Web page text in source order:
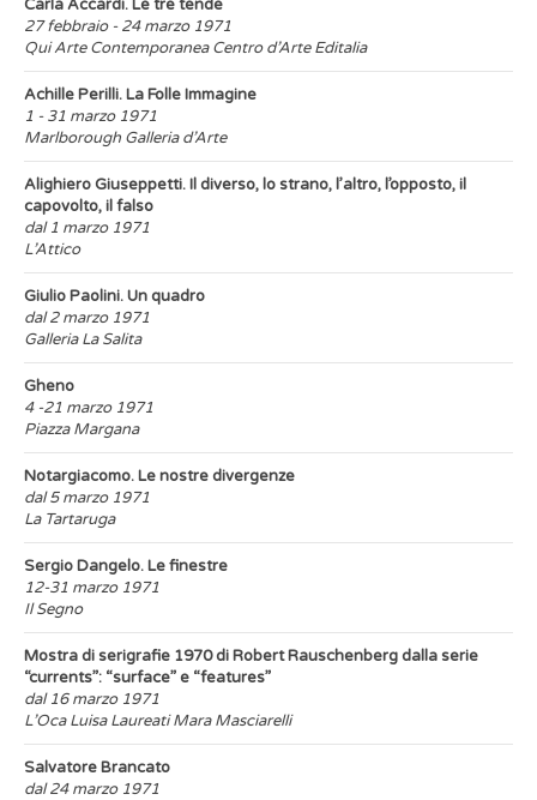
Carla Accardi. Le tre tende
27 febbraio - 24 marzo 1971
Qui Arte Contemporanea Centro d’Arte Editalia
Achille Perilli. La Folle Immagine
1 - 31 marzo 1971
Marlborough Galleria d’Arte
Alighiero Giuseppetti. Il diverso, lo strano, l’altro, l’opposto, il
capovolto, il falso
dal 1 marzo 1971
L’Attico
Giulio Paolini. Un quadro
dal 2 marzo 1971
Galleria La Salita
Gheno
4 -21 marzo 1971
Piazza Margana
Notargiacomo. Le nostre divergenze
dal 5 marzo 1971
La Tartaruga
Sergio Dangelo. Le finestre
12-31 marzo 1971
Il Segno
Mostra di serigrafie 1970 di Robert Rauschenberg dalla serie
“currents”: “surface” e “features”
dal 16 marzo 1971
L’Oca Luisa Laureati Mara Masciarelli
Salvatore Brancato
dal 24 marzo 1971